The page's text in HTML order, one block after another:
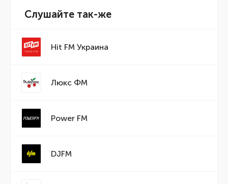
Слушайте так-же
Hit FM Украина
Люкс ФМ
Power FM
DJFM